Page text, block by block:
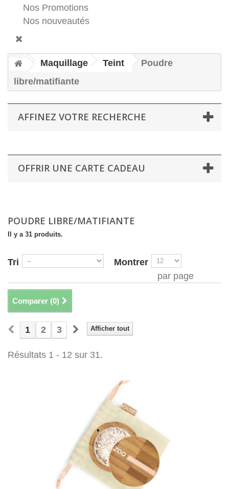
Nos Promotions
Nos nouveautés
Maquillage Teint
Poudre
libre/matifiante
AFFINEZ VOTRE RECHERCHE
OFFRIR UNE CARTE CADEAU
POUDRE LIBRE/MATIFIANTE
Il y a 31 produits.
Tri
Montrer
par page
Comparer (0)
Afficher tout
1 2 3
Résultats 1 - 12 sur 31.